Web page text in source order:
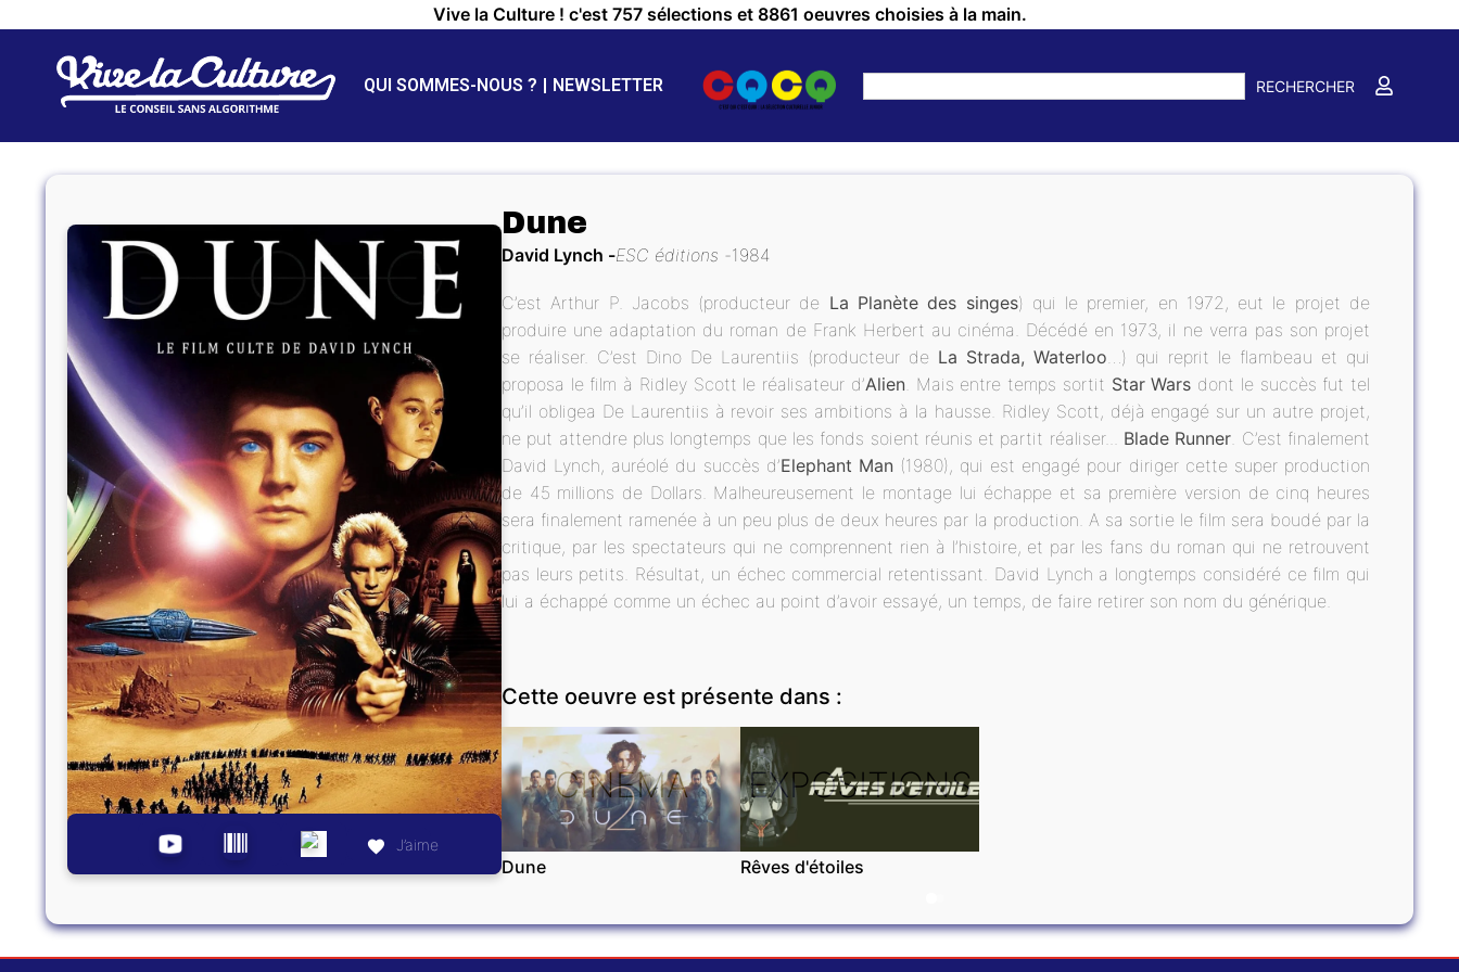
Vive la Culture ! c'est 757 sélections et 8861 oeuvres choisies à la main.
QUI SOMMES-NOUS ? NEWSLETTER RECHERCHER
J’aime
Dune
David Lynch ESC éditions 1984
C’est Arthur P. Jacobs (producteur de La Planète des singes) qui le premier, en 1972, eut le projet de
produire une adaptation du roman de Frank Herbert au cinéma. Décédé en 1973, il ne verra pas son projet
se réaliser. C’est Dino De Laurentiis (producteur de La Strada, Waterloo…) qui reprit le flambeau et qui
proposa le film à Ridley Scott le réalisateur d’Alien. Mais entre temps sortit Star Wars dont le succès fut tel
qu’il obligea De Laurentiis à revoir ses ambitions à la hausse. Ridley Scott, déjà engagé sur un autre projet,
ne put attendre plus longtemps que les fonds soient réunis et partit réaliser... Blade Runner. C’est finalement
David Lynch, auréolé du succès d’Elephant Man (1980), qui est engagé pour diriger cette super production
de 45 millions de Dollars. Malheureusement le montage lui échappe et sa première version de cinq heures
sera finalement ramenée à un peu plus de deux heures par la production. A sa sortie le film sera boudé par la
critique, par les spectateurs qui ne comprennent rien à l’histoire, et par les fans du roman qui ne retrouvent
pas leurs petits. Résultat, un échec commercial retentissant. David Lynch a longtemps considéré ce film qui
lui a échappé comme un échec au point d’avoir essayé, un temps, de faire retirer son nom du générique.
Cette oeuvre est présente dans :
CINÉMA
Dune
EXPOSITIONS
Rêves d'étoiles